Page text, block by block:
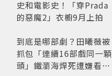
史和電影史！「穿Prada
的惡魔2」衣櫥9月上拍
到底是哪部劇？田曦薇被
抓包「連續16部戲同一顆
頭」鐵瀏海焊死遭嫌看膩